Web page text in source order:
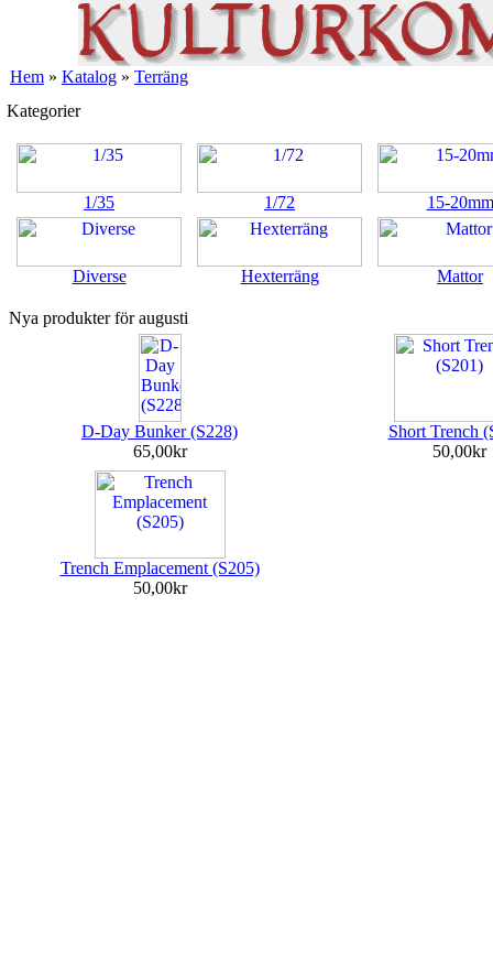
Hem » Katalog » Terräng
Kategorier
1/35 1/72 15-20mm
Diverse Hexterräng Mattor
Nya produkter för augusti
D-Day Bunker (S228)
65,00kr
Short Trench
50,00kr
Trench Emplacement (S205)
50,00kr